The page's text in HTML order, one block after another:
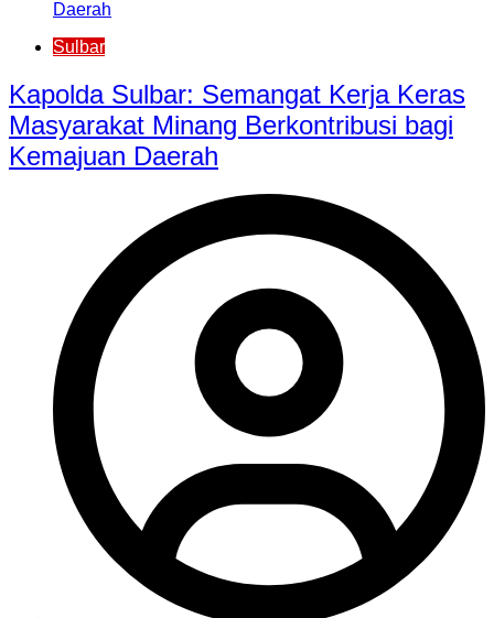
Sulbar
Kapolda Sulbar: Semangat Kerja Keras
Masyarakat Minang Berkontribusi bagi
Kemajuan Daerah